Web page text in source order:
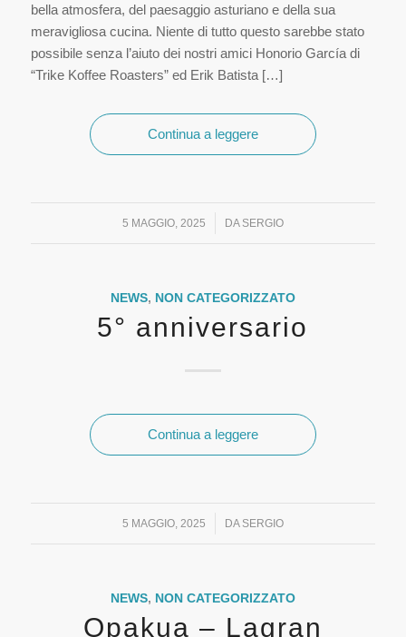
bella atmosfera, del paesaggio asturiano e della sua
meravigliosa cucina. Niente di tutto questo sarebbe stato
possibile senza l’aiuto dei nostri amici Honorio García di
“Trike Koffee Roasters” ed Erik Batista […]
Continua a leggere
5 MAGGIO, 2025
/ DA SERGIO
NEWS, NON CATEGORIZZATO
5° anniversario
Continua a leggere
5 MAGGIO, 2025
/ DA SERGIO
NEWS, NON CATEGORIZZATO
Opakua – Lagran